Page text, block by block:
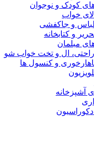
کودک و نوجوان
خواب
و جاکفشی
و کتابخانه
مبلمان
ال و تخت خواب شو
و کنسول ها
آشپزخانه